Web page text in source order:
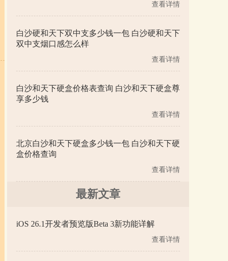
查看详情
白沙硬和天下双中支多少钱一包 白沙硬和天下
双中支烟口感怎么样
查看详情
白沙和天下硬盒价格表查询 白沙和天下硬盒尊
享多少钱
查看详情
北京白沙和天下硬盒多少钱一包 白沙和天下硬
盒价格查询
查看详情
最新文章
iOS 26.1开发者预览版Beta 3新功能详解
查看详情